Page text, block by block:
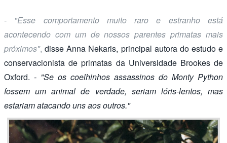
- "Esse comportamento muito raro e estranho está
acontecendo com um de nossos parentes primatas mais
próximos",disse Anna Nekaris, principal autora do estudo e
conservacionista de primatas da Universidade Brookes de
Oxford. - "Se os coelhinhos assassinos do Monty Python
fossem um animal de verdade, seriam lóris-lentos, mas
estariam atacando uns aos outros."